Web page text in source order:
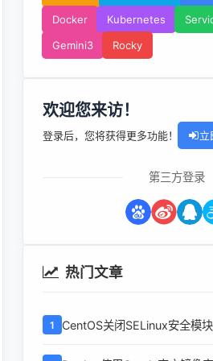
Docker Kubernetes
Gemini3
Rocky
欢迎您来访！
登录后，您将获得更多功能！ 立
第三方登录
热门文章
1 CentOS关闭SELinux安全模块